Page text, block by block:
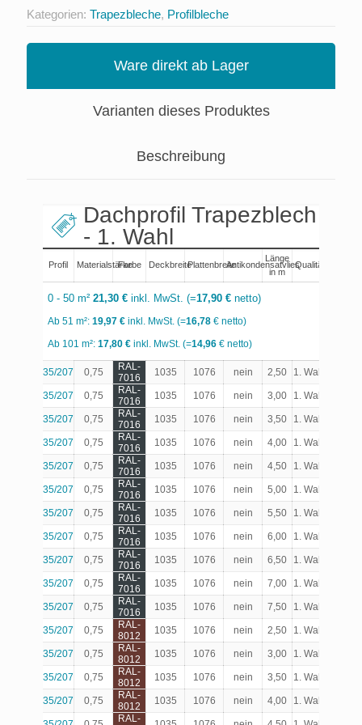
Kategorien: Trapezbleche, Profilbleche
Ware direkt ab Lager
Varianten dieses Produktes
Beschreibung
Dachprofil Trapezblech 35/
- 1. Wahl
Profil Materialstärke
Farbe DeckbreitePlattenbreiteAntikondensatvlies
Länge
in m
Qualität
0 - 50 m² 21,30 € inkl. MwSt. (=17,90 € netto)
Ab 51 m²: 19,97 € inkl. MwSt. (=16,78 € netto)
Ab 101 m²: 17,80 € inkl. MwSt. (=14,96 € netto)
35/207 0,75
RAL-
7016
1035 1076 nein 2,50 1. Wahl
35/207 0,75
RAL-
7016
1035 1076 nein 3,00 1. Wahl
35/207 0,75
RAL-
7016
1035 1076 nein 3,50 1. Wahl
35/207 0,75
RAL-
7016
1035 1076 nein 4,00 1. Wahl
35/207 0,75
RAL-
7016
1035 1076 nein 4,50 1. Wahl
35/207 0,75
RAL-
7016
1035 1076 nein 5,00 1. Wahl
35/207 0,75
RAL-
7016
1035 1076 nein 5,50 1. Wahl
35/207 0,75
RAL-
7016
1035 1076 nein 6,00 1. Wahl
35/207 0,75
RAL-
7016
1035 1076 nein 6,50 1. Wahl
35/207 0,75
RAL-
7016
1035 1076 nein 7,00 1. Wahl
35/207 0,75
RAL-
7016
1035 1076 nein 7,50 1. Wahl
35/207 0,75
RAL-
8012
1035 1076 nein 2,50 1. Wahl
35/207 0,75
RAL-
8012
1035 1076 nein 3,00 1. Wahl
35/207 0,75
RAL-
8012
1035 1076 nein 3,50 1. Wahl
35/207 0,75
RAL-
8012
1035 1076 nein 4,00 1. Wahl
RAL-